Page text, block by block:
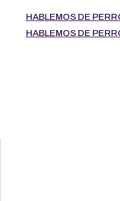
HABLEMOS DE
HABLEMOS DE